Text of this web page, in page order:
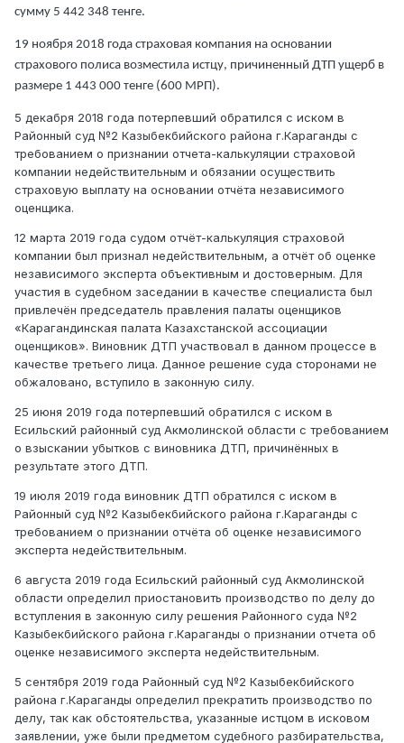
сумму 5 442 348 тенге.
19 ноября 2018 года страховая компания на основании
страхового полиса возместила истцу, причиненный ДТП ущерб в
размере 1 443 000 тенге (600 МРП).
5 декабря 2018 года потерпевший обратился с иском в
Районный суд №2 Казыбекбийского района г.Караганды с
требованием о признании отчета-калькуляции страховой
компании недействительным и обязании осуществить
страховую выплату на основании отчёта независимого
оценщика.
12 марта 2019 года судом отчёт-калькуляция страховой
компании был признал недействительным, а отчёт об оценке
независимого эксперта объективным и достоверным. Для
участия в судебном заседании в качестве специалиста был
привлечён председатель правления палаты оценщиков
«Карагандинская палата Казахстанской ассоциации
оценщиков». Виновник ДТП участвовал в данном процессе в
качестве третьего лица. Данное решение суда сторонами не
обжаловано, вступило в законную силу.
25 июня 2019 года потерпевший обратился с иском в
Есильский районный суд Акмолинской области с требованием
о взыскании убытков с виновника ДТП, причинённых в
результате этого ДТП.
19 июля 2019 года виновник ДТП обратился с иском в
Районный суд №2 Казыбекбийского района г.Караганды с
требованием о признании отчёта об оценке независимого
эксперта недействительным.
6 августа 2019 года Есильский районный суд Акмолинской
области определил приостановить производство по делу до
вступления в законную силу решения Районного суда №2
Казыбекбийского района г.Караганды о признании отчета об
оценке независимого эксперта недействительным.
5 сентября 2019 года Районный суд №2 Казыбекбийского
района г.Караганды определил прекратить производство по
делу, так как обстоятельства, указанные истцом в исковом
заявлении, уже были предметом судебного разбирательства,